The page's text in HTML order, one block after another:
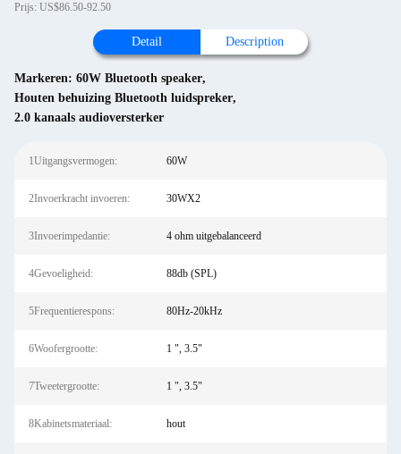
Prijs: US$86.50-92.50
Detail Description
Markeren: 60W Bluetooth speaker,
Houten behuizing Bluetooth luidspreker,
2.0 kanaals audioversterker
1Uitgangsvermogen: 60W
2Invoerkracht invoeren: 30WX2
3Invoerimpedantie: 4 ohm uitgebalanceerd
4Gevoeligheid: 88db (SPL)
5Frequentierespons: 80Hz-20kHz
6Woofergrootte: 1 ", 3.5"
7Tweetergrootte: 1 ", 3.5"
8Kabinetsmateriaal: hout